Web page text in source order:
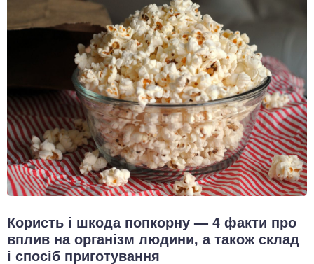
Користь і шкода попкорну — 4 факти про
вплив на організм людини, а також склад
і спосіб приготування